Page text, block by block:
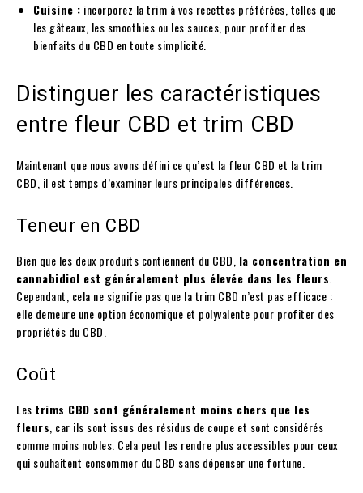
Cuisine : incorporez la trim à vos recettes préférées, telles que
les gâteaux, les smoothies ou les sauces, pour profiter des
bienfaits du CBD en toute simplicité.
Distinguer les caractéristiques
entre fleur CBD et trim CBD
Maintenant que nous avons défini ce qu’est la fleur CBD et la trim
CBD, il est temps d’examiner leurs principales différences.
Teneur en CBD
Bien que les deux produits contiennent du CBD, la concentration en
cannabidiol est généralement plus élevée dans les fleurs
Cependant, cela ne signifie pas que la trim CBD n’est pas efficace :
elle demeure une option économique et polyvalente pour profiter des
propriétés du CBD.
Coût
Les trims CBD sont généralement moins chers que les
fleurs , car ils sont issus des résidus de coupe et sont considérés
comme moins nobles. Cela peut les rendre plus accessibles pour ceux
qui souhaitent consommer du CBD sans dépenser une fortune.